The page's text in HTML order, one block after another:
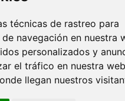
técnicas de rastreo para
navegación en nuestra
personalizados y
el tráfico en nuestra
llegan nuestros